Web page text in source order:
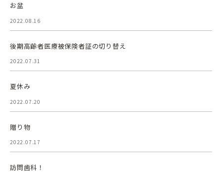
お盆
2022.08.16
後期高齢者医療被保険者証の切り替え
2022.07.31
夏休み
2022.07.20
贈り物
2022.07.17
訪問歯科！